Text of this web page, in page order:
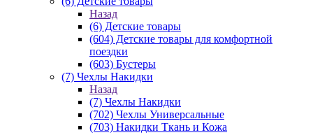
Назад
(6) Детские товары
(604) Детские товары для комфортной
поездки
(603) Бустеры
(7) Чехлы Накидки
Назад
(7) Чехлы Накидки
(702) Чехлы Универсальные
(703) Накидки Ткань и Кожа